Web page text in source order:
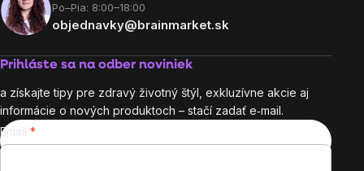
Po–Pia: 8:00–18:00
objednavky@brainmarket.sk
Prihláste sa na odber noviniek
a získajte tipy pre zdravý životný štýl, exkluzívne akcie aj
informácie o nových produktoch – stačí zadať e‑mail.
Email